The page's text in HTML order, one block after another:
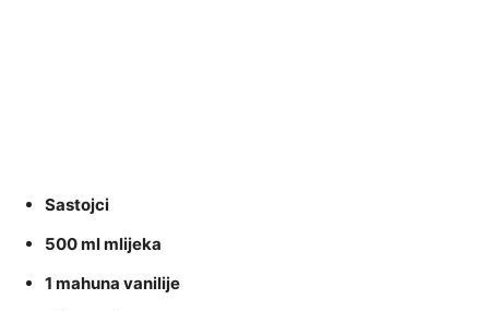
Sastojci
500 ml mlijeka
1 mahuna vanilije